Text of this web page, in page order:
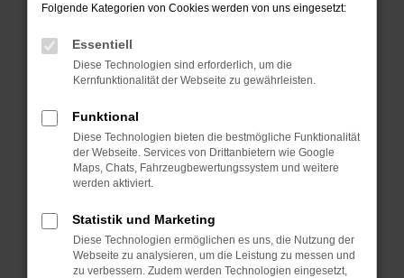
Prüfe deine Browsererweiterungen.
Manche Erweiterungen, wie Werbeblocker,
können das Laden bestimmter Seiten
verhindern. Funktioniert die Seite in einem
Fenster?
Starte dein Gerät neu.
Das kann manchmal helfen, vorübergehende
Probleme zu beheben.
Betriebssystem auf dem neuesten Stand
sind.
Veraltete Software birgt nicht nur ein
Folgende Kategorien von Cookies werden von uns eingesetzt:
Essentiell
Diese Technologien sind erforderlich, um die
Kernfunktionalität der Webseite zu gewährleisten.
Funktional
Diese Technologien bieten die bestmögliche Funktionalität
der Webseite. Services von Drittanbietern wie Google
Maps, Chats, Fahrzeugbewertungssystem und weitere
werden aktiviert.
Statistik und Marketing
Diese Technologien ermöglichen es uns, die Nutzung der
Webseite zu analysieren, um die Leistung zu messen und
zu verbessern. Zudem werden Technologien eingesetzt,